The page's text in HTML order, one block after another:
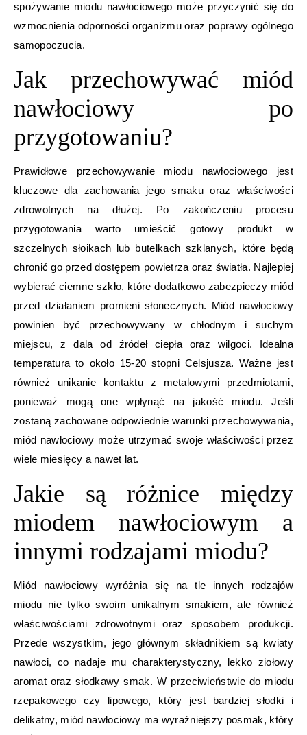
spożywanie miodu nawłociowego może przyczynić się do
wzmocnienia odporności organizmu oraz poprawy ogólnego
samopoczucia.
Jak przechowywać miód
nawłociowy po
przygotowaniu?
Prawidłowe przechowywanie miodu nawłociowego jest
kluczowe dla zachowania jego smaku oraz właściwości
zdrowotnych na dłużej. Po zakończeniu procesu
przygotowania warto umieścić gotowy produkt w
szczelnych słoikach lub butelkach szklanych, które będą
chronić go przed dostępem powietrza oraz światła. Najlepiej
wybierać ciemne szkło, które dodatkowo zabezpieczy miód
przed działaniem promieni słonecznych. Miód nawłociowy
powinien być przechowywany w chłodnym i suchym
miejscu, z dala od źródeł ciepła oraz wilgoci. Idealna
temperatura to około 15-20 stopni Celsjusza. Ważne jest
również unikanie kontaktu z metalowymi przedmiotami,
ponieważ mogą one wpłynąć na jakość miodu. Jeśli
zostaną zachowane odpowiednie warunki przechowywania,
miód nawłociowy może utrzymać swoje właściwości przez
wiele miesięcy a nawet lat.
Jakie są różnice między
miodem nawłociowym a
innymi rodzajami miodu?
Miód nawłociowy wyróżnia się na tle innych rodzajów
miodu nie tylko swoim unikalnym smakiem, ale również
właściwościami zdrowotnymi oraz sposobem produkcji.
Przede wszystkim, jego głównym składnikiem są kwiaty
nawłoci, co nadaje mu charakterystyczny, lekko ziołowy
aromat oraz słodkawy smak. W przeciwieństwie do miodu
rzepakowego czy lipowego, który jest bardziej słodki i
delikatny, miód nawłociowy ma wyraźniejszy posmak, który